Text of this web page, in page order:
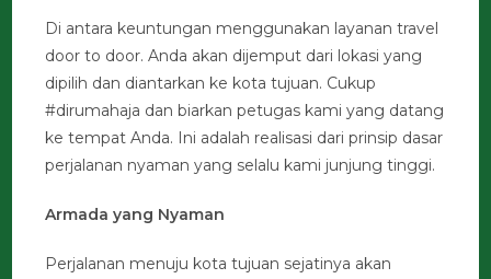
Di antara keuntungan menggunakan layanan travel
door to door. Anda akan dijemput dari lokasi yang
dipilih dan diantarkan ke kota tujuan. Cukup
#dirumahaja dan biarkan petugas kami yang datang
ke tempat Anda. Ini adalah realisasi dari prinsip dasar
perjalanan nyaman yang selalu kami junjung tinggi.
Armada yang Nyaman
Perjalanan menuju kota tujuan sejatinya akan